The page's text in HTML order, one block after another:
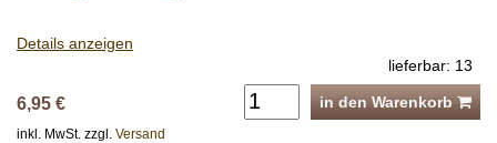
Details anzeigen
lieferbar: 13
6,95 € in den Warenkorb
inkl. MwSt. zzgl. Versand